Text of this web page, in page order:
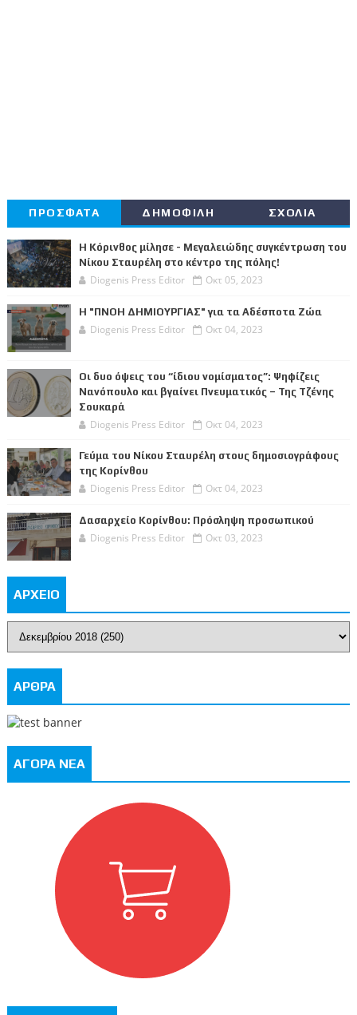
ΠΡΟΣΦΑΤΑ ΔΗΜΟΦΙΛΗ ΣΧΟΛΙΑ
Η Κόρινθος μίλησε - Μεγαλειώδης συγκέντρωση του
Νίκου Σταυρέλη στο κέντρο της πόλης!
Diogenis Press Editor Οκτ 05, 2023
Η "ΠΝΟΗ ΔΗΜΙΟΥΡΓΙΑΣ" για τα Αδέσποτα Ζώα
Diogenis Press Editor Οκτ 04, 2023
Οι δυο όψεις του “ίδιου νομίσματος”: Ψηφίζεις
Νανόπουλο και βγαίνει Πνευματικός – Της Τζένης
Σουκαρά
Diogenis Press Editor Οκτ 04, 2023
Γεύμα του Νίκου Σταυρέλη στους δημοσιογράφους
της Κορίνθου
Diogenis Press Editor Οκτ 04, 2023
Δασαρχείο Κορίνθου: Πρόσληψη προσωπικού
Diogenis Press Editor Οκτ 03, 2023
ΑΡΧΕΙΟ
ΑΡΘΡΑ
ΑΓΟΡΑ ΝΕΑ